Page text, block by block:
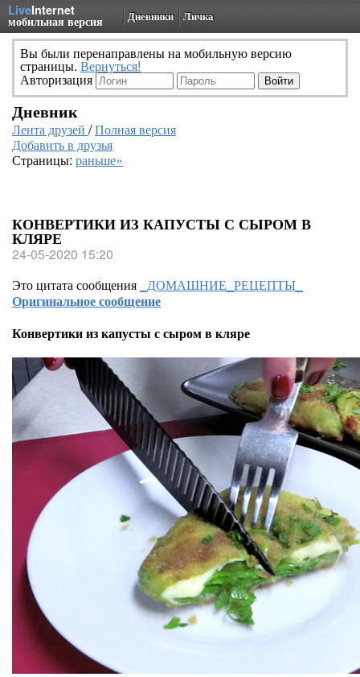
LiveInternet
мобильная версия Дневники Личка
Вы были перенаправлены на мобильную версию
страницы. Вернуться!
Авторизация
Дневник
Лента друзей /Полная версия
Добавить в друзья
Страницы: раньше»
КОНВЕРТИКИ ИЗ КАПУСТЫ С СЫРОМ В
КЛЯРЕ
24-05-2020 15:20
Это цитата сообщения _ДОМАШНИЕ_РЕЦЕПТЫ_
Оригинальное сообщение
Конвертики из капусты с сыром в кляре